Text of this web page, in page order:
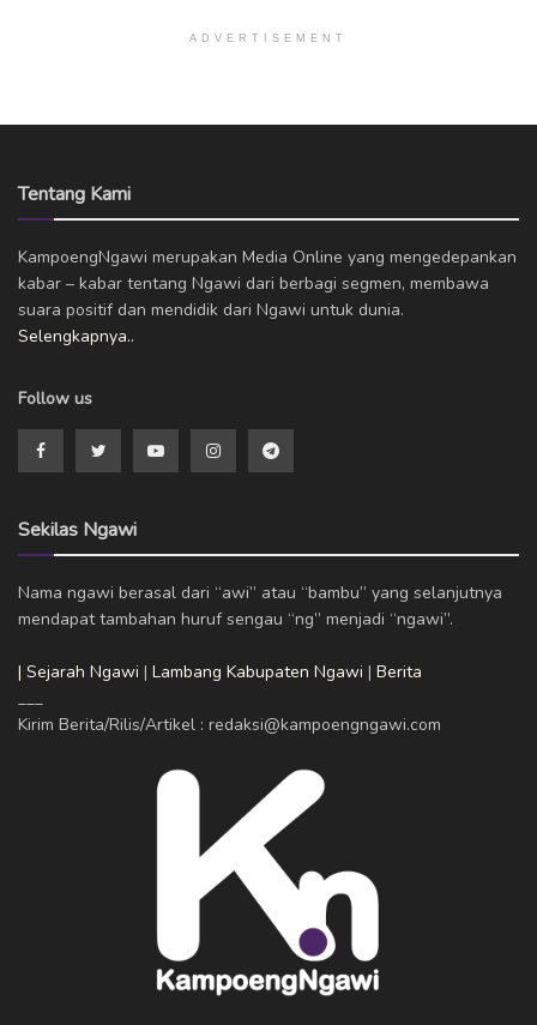
ADVERTISEMENT
Tentang Kami
KampoengNgawi merupakan Media Online yang mengedepankan
kabar – kabar tentang Ngawi dari berbagi segmen, membawa
suara positif dan mendidik dari Ngawi untuk dunia.
Selengkapnya..
Follow us
Sekilas Ngawi
Nama ngawi berasal dari “awi” atau “bambu” yang selanjutnya
mendapat tambahan huruf sengau “ng” menjadi “ngawi”.
| Sejarah Ngawi | Lambang Kabupaten Ngawi | Berita
___
Kirim Berita/Rilis/Artikel : redaksi@kampoengngawi.com